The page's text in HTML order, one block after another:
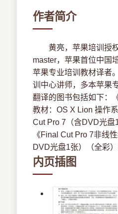
作者简介
黄亮，苹果培训授权
master，苹果首位中国
苹果专业培训教材译者
训中心讲师，多本苹果
翻译的图书包括如下：
教材：OS X Lion 操作
Cut Pro 7（含DVD光盘
《Final Cut Pro 7非线
DVD光盘1张）（全彩）
内页插图